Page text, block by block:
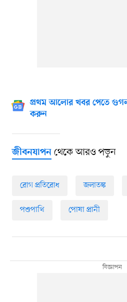
প্রথম আলোর খবর পেতে
করুন
জীবনযাপনথেকে আরও পড়ুন
রোগ প্রতিরোধ জলাতঙ্ক
পশুপাখি পোষা প্রানী